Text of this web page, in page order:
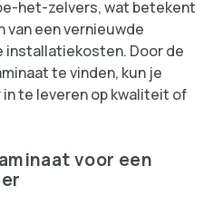
het-zelvers, wat betekent
een vernieuwde
installatiekosten. Door de
te vinden, kun je
te leveren op kwaliteit of
voor een